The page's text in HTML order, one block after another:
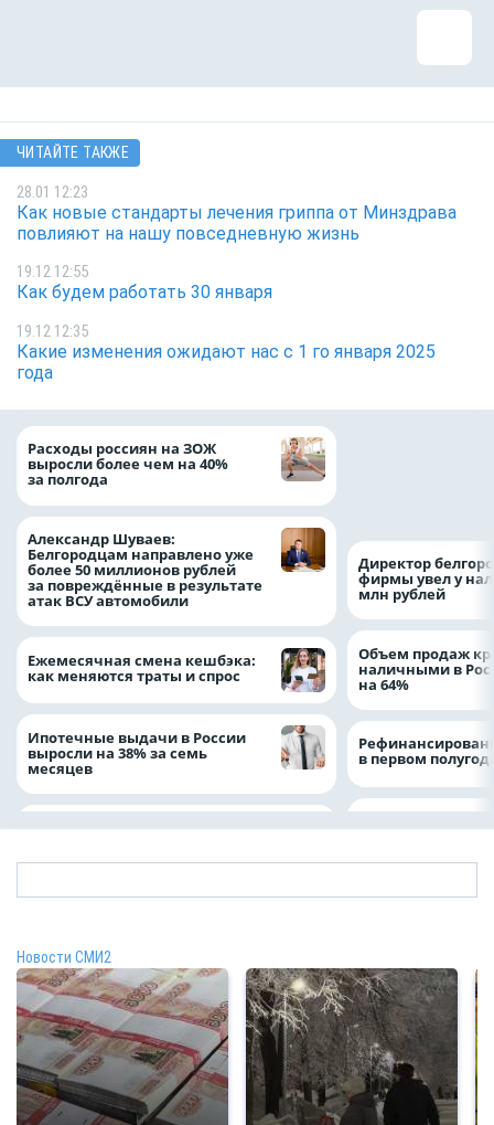
ЧИТАЙТЕ ТАКЖЕ
28.01 12:23
Как новые стандарты лечения гриппа от Минздрава
повлияют на нашу повседневную жизнь
19.12 12:55
Как будем работать 30 января
19.12 12:35
Какие изменения ожидают нас с 1 го января 2025
года
Расходы россиян на ЗОЖ
выросли более чем на 40%
за полгода
Александр Шуваев:
Белгородцам направлено уже
более 50 миллионов рублей
за повреждённые в результате
атак ВСУ автомобили
Ежемесячная смена кешбэка:
как меняются траты и спрос
Ипотечные выдачи в России
выросли на 38% за семь
месяцев
Директор
фирмы увел у
млн рублей
Объем продаж
наличными в
на 64%
в первом
Новости СМИ2